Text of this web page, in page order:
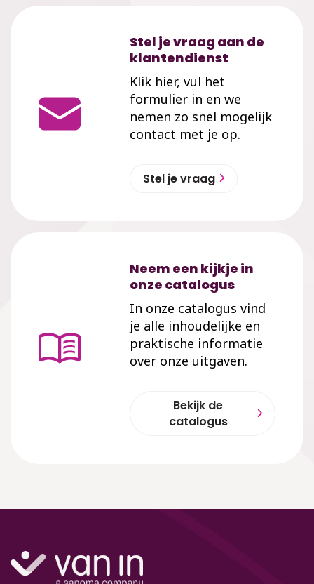
Stel je vraag aan de
klantendienst
Klik hier, vul het
formulier in en we
nemen zo snel mogelijk
contact met je op.
Stel je vraag
Neem een kijkje in
onze catalogus
In onze catalogus vind
je alle inhoudelijke en
praktische informatie
over onze uitgaven.
Bekijk de
catalogus